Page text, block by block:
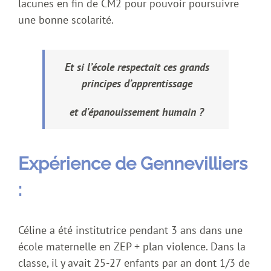
lacunes en fin de CM2 pour pouvoir poursuivre
une bonne scolarité.
Et si l’école respectait ces grands
principes d’apprentissage
et d’épanouissement humain ?
Expérience de Gennevilliers
:
Céline a été institutrice pendant 3 ans dans une
école maternelle en ZEP + plan violence. Dans la
classe, il y avait 25-27 enfants par an dont 1/3 de